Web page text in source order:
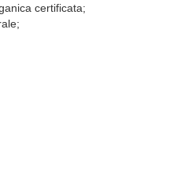
certificata;